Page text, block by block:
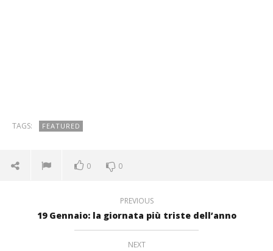
TAGS: FEATURED
0 0
PREVIOUS
19 Gennaio: la giornata più triste dell’anno
NEXT